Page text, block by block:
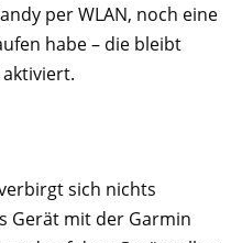
per WLAN, noch eine
habe – die bleibt
sich nichts
Gerät mit der Garmin